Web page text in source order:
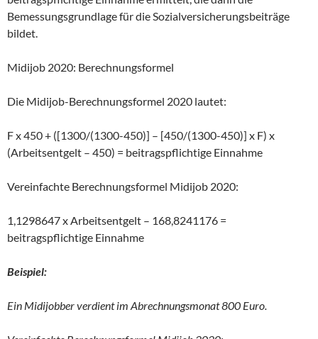
Bemessungsgrundlage für die Sozialversicherungsbeiträge
bildet.
Midijob 2020: Berechnungsformel
Die Midijob-Berechnungsformel 2020 lautet:
F x 450 + ([1300/(1300-450)] – [450/(1300-450)] x F) x
(Arbeitsentgelt – 450) = beitragspflichtige Einnahme
Vereinfachte Berechnungsformel Midijob 2020:
1,1298647 x Arbeitsentgelt – 168,8241176 =
beitragspflichtige Einnahme
Beispiel:
Ein Midijobber verdient im Abrechnungsmonat 800 Euro.